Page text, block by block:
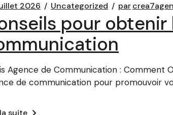
2026 Uncategorized par
pour obtenir
Agence de Communication : Comment
de communication pour promouvoir
suite